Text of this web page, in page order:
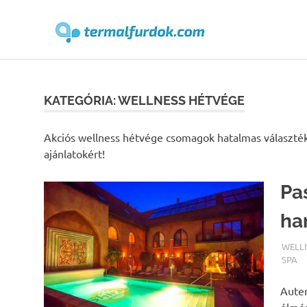
KATEGÓRIA:WELLNESS HÉTVÉGE
Akciós wellness hétvége csomagok hatalmas
ajánlatokért!
SPA